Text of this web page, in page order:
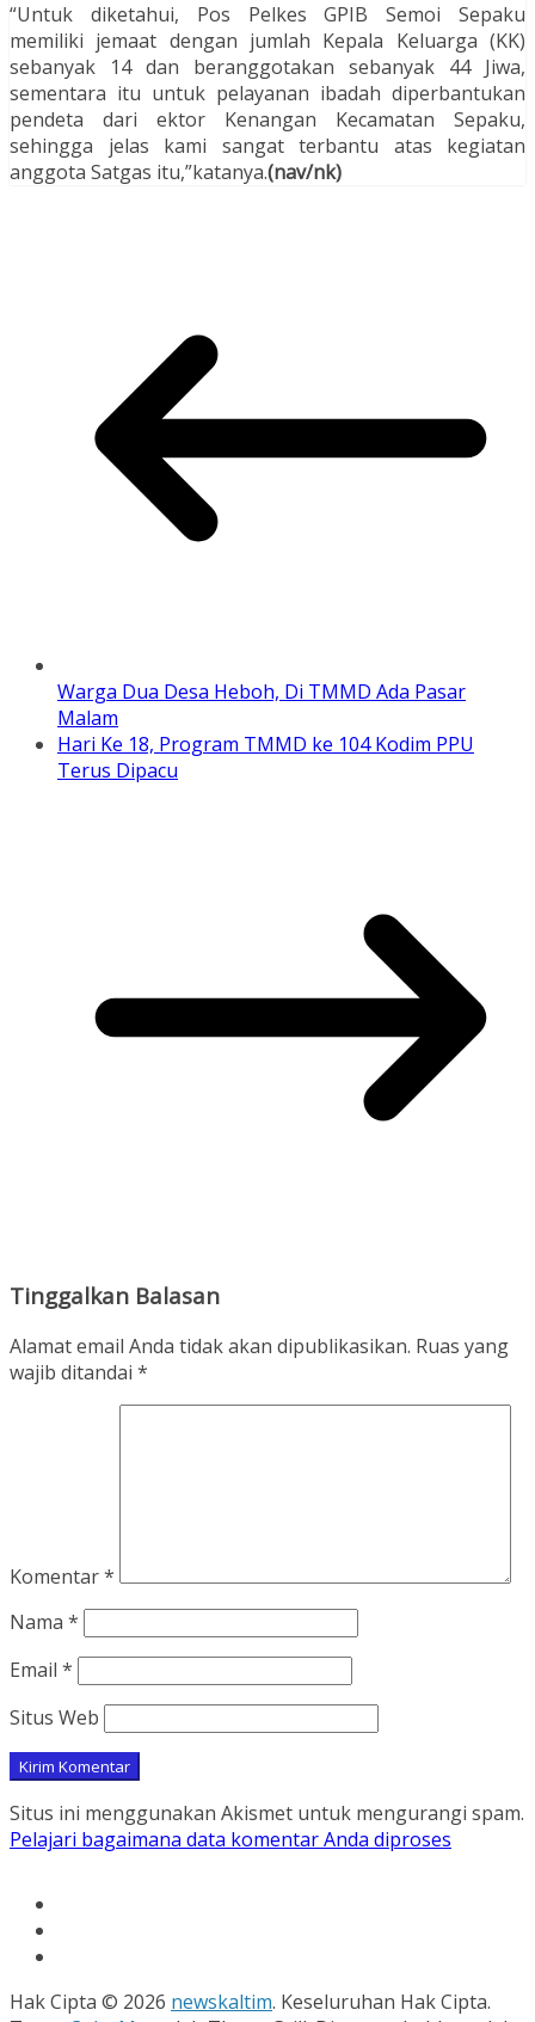
“Untuk diketahui, Pos Pelkes GPIB Semoi Sepaku
memiliki jemaat dengan jumlah Kepala Keluarga (KK)
sebanyak 14 dan beranggotakan sebanyak 44 Jiwa,
sementara itu untuk pelayanan ibadah diperbantukan
pendeta dari ektor Kenangan Kecamatan Sepaku,
sehingga jelas kami sangat terbantu atas kegiatan
anggota Satgas itu,”katanya.(nav/nk)
Warga Dua Desa Heboh, Di TMMD Ada Pasar
Malam
Hari Ke 18, Program TMMD ke 104 Kodim PPU
Terus Dipacu
Tinggalkan Balasan
Alamat email Anda tidak akan dipublikasikan. Ruas yang
wajib ditandai *
Komentar*
Nama *
Email *
Situs Web
Situs ini menggunakan Akismet untuk mengurangi spam.
Pelajari bagaimana data komentar Anda diproses
Hak Cipta © 2026 newskaltim. Keseluruhan Hak Cipta.